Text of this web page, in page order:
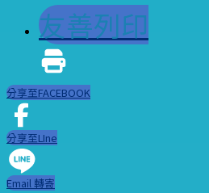
友善列印
分享至FACEBOOK
分享至LIne
Email 轉寄